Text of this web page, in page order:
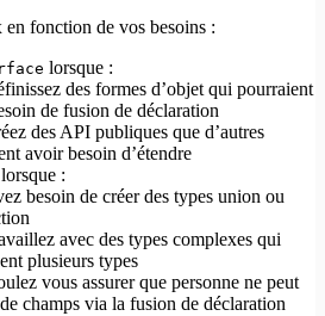
en fonction de vos besoins :
lorsque :
des formes d’objet qui pourraient
de fusion de déclaration
des API publiques que d’autres
avoir besoin d’étendre
lorsque :
besoin de créer des types union ou
avec des types complexes qui
plusieurs types
vous assurer que personne ne peut
champs via la fusion de déclaration